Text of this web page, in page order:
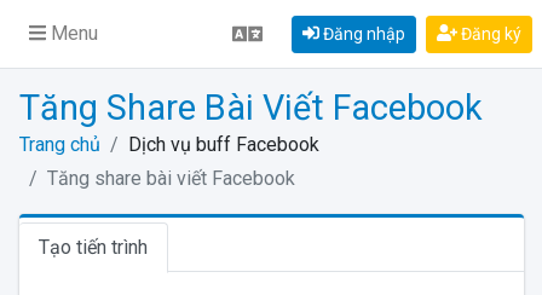
Menu Đăng nhập Đăng ký
Tăng Share Bài Viết Facebook
Trang chủ
Dịch vụ buff Facebook
Tăng share bài viết Facebook
Tạo tiến trình